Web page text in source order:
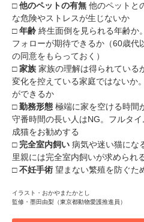
□他のペットの有無 他のペットと
な危険やストレスが生じないか
□年齢 終生面倒を見られる年齢か
フォローが期待できるか（60歳代
の同意をもらっておく）
□家族 家族の理解は得られている
変化を控えている家庭ではないか
ができるか
□勤務形態 極端に家を空ける時間
守番時間の長い人はNG。フルタイ
成猫をお勧めする
□ 完全室内飼い 病気や迷い猫にな
里親には完全室内飼いが求められ
□不妊手術 望まない繁殖を防ぐた
イラスト・おかやまたかとし
監修・墨田由梨（東京都動物愛護推進員）